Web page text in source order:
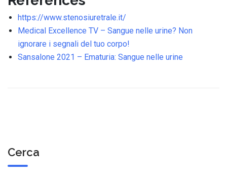
https://www.stenosiuretrale.it/
Medical Excellence TV – Sangue nelle urine? Non
ignorare i segnali del tuo corpo!
Sansalone 2021 – Ematuria: Sangue nelle urine
Cerca